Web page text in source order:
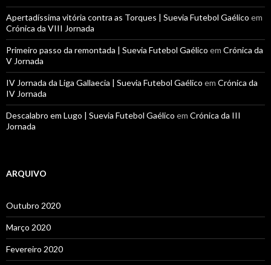
Apertadíssima vitória contra as Torques | Suevia Futebol Gaélico em
Crónica da VIII Jornada
Primeiro passo da remontada | Suevia Futebol Gaélico em Crónica da
V Jornada
IV Jornada da Liga Gallaecia | Suevia Futebol Gaélico em Crónica da
IV Jornada
Descalabro em Lugo | Suevia Futebol Gaélico em Crónica da III
Jornada
ARQUIVO
Outubro 2020
Março 2020
Fevereiro 2020